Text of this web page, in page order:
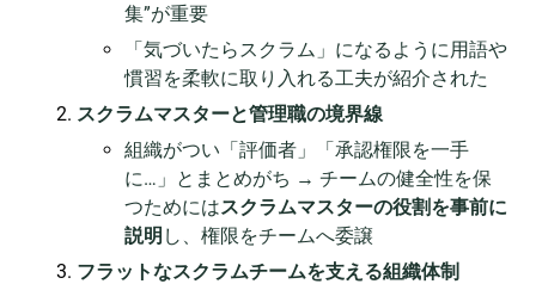
集”が重要
「気づいたらスクラム」になるように用語や
慣習を柔軟に取り入れる工夫が紹介された
スクラムマスターと管理職の境界線
組織がつい「評価者」「承認権限を一手
に…」とまとめがち → チームの健全性を保
つためにはスクラムマスターの役割を事前に
説明 し、権限をチームへ委譲
フラットなスクラムチームを支える組織体制